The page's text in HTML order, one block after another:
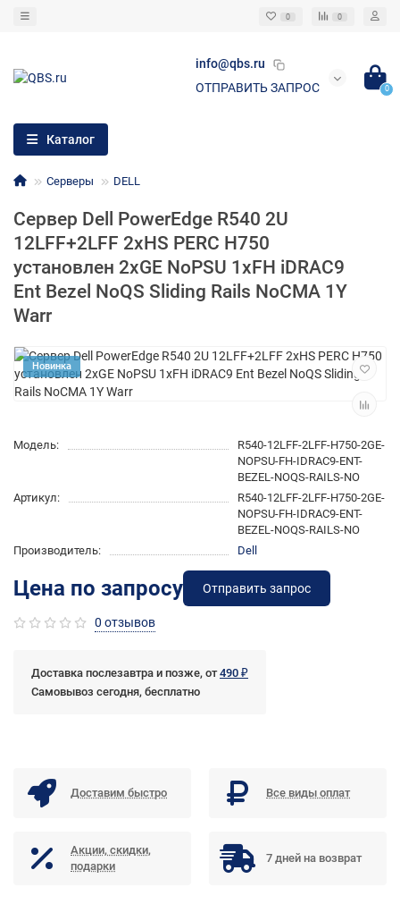
0 0
info@qbs.ru
ОТПРАВИТЬ ЗАПРОС
0
Каталог
Серверы DELL
Сервер Dell PowerEdge R540 2U
12LFF+2LFF 2xHS PERC H750
установлен 2xGE NoPSU 1xFH iDRAC9
Ent Bezel NoQS Sliding Rails NoCMA 1Y
Warr
Новинка
Модель:
R540-12LFF-2LFF-H750-2GE-
NOPSU-FH-IDRAC9-ENT-
BEZEL-NOQS-RAILS-NO
Артикул:
R540-12LFF-2LFF-H750-2GE-
NOPSU-FH-IDRAC9-ENT-
BEZEL-NOQS-RAILS-NO
Производитель:
Dell
Цена по запросу Отправить запрос
0 отзывов
Доставка послезавтра и позже, от490 ₽
Самовывоз сегодня, бесплатно
Доставим быстро Все виды оплат
Акции, скидки,
подарки
7 дней на возврат